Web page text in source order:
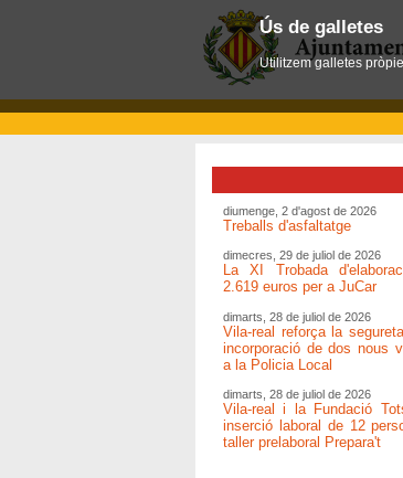
diumenge, 2 d'agost de 2026
Treballs d'asfaltatge
dimecres, 29 de juliol de 2026
La XI Trobada
2.619 euros per a JuCar
dimarts, 28 de juliol de 2026
Vila-real reforça la
incorporació de dos nous
a la Policia Local
dimarts, 28 de juliol de 2026
Vila-real i la Fundació
inserció laboral de 12
taller prelaboral Prepara't
Ús de galletes
Utilitzem galletes